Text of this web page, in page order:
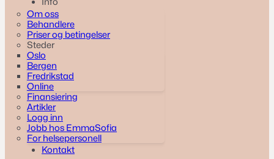
Om oss
Behandlere
Priser og betingelser
Steder
Oslo
Bergen
Fredrikstad
Online
Finansiering
Artikler
Logg inn
Jobb hos EmmaSofia
For helsepersonell
Kontakt